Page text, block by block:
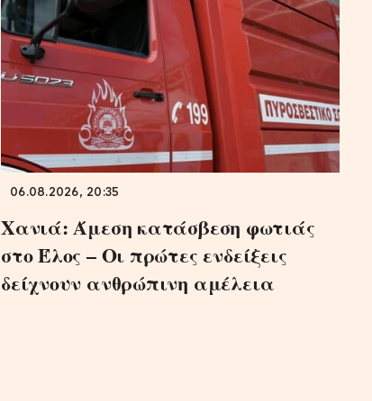
06.08.2026, 20:35
Χανιά: Άμεση κατάσβεση φωτιάς
στο Έλος – Οι πρώτες ενδείξεις
δείχνουν ανθρώπινη αμέλεια